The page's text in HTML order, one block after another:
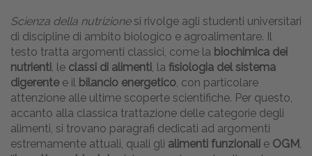
Scienza della nutrizionesi rivolge agli studenti universitari
di discipline di ambito biologico e agroalimentare. Il
testo tratta argomenti classici, come la biochimica dei
nutrienti , le classi di alimenti , la fisiologia del sistema
digerentee il bilancio energetico , con particolare
attenzione alle ultime scoperte scientifiche. Per questo,
accanto alla classica trattazione delle categorie degli
alimenti, si trovano paragrafi dedicati ad argomenti
estremamente attuali, quali gli alimenti funzionali e OGM